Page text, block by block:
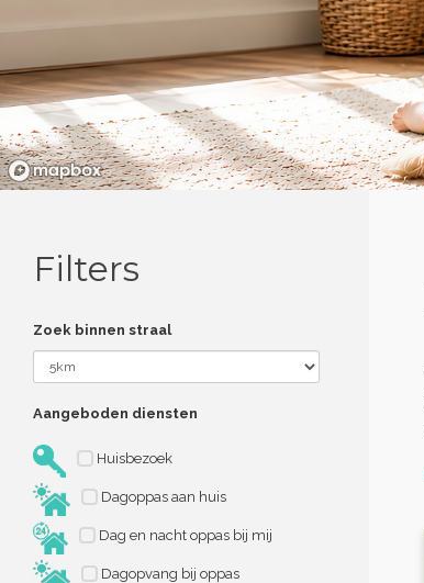
Filters
Zoek binnen straal
Aangeboden diensten
Huisbezoek
Dagoppas aan huis
Dag en nacht oppas bij mij
Dagopvang bij oppas